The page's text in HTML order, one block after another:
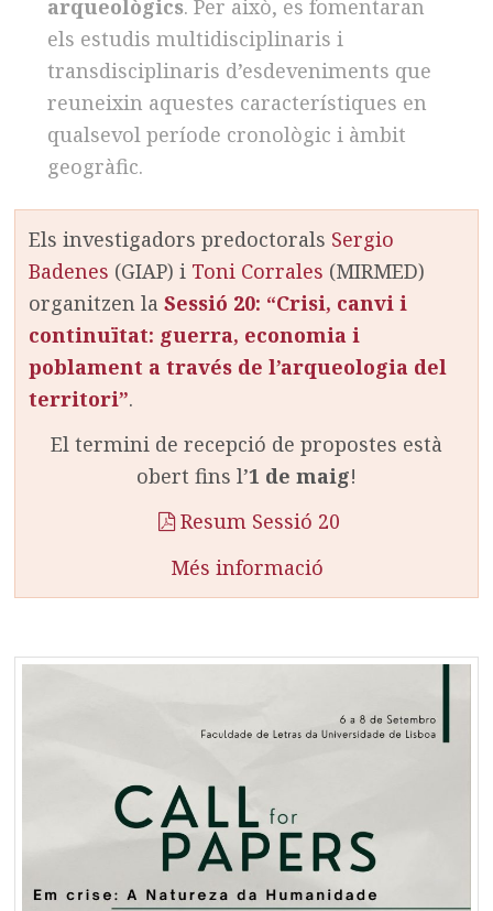
arqueològics. Per això, es fomentaran
els estudis multidisciplinaris i
transdisciplinaris d’esdeveniments que
reuneixin aquestes característiques en
qualsevol període cronològic i àmbit
geogràfic.
Els investigadors predoctorals Sergio
Badenes (GIAP) i Toni Corrales (MIRMED)
organitzen laSessió 20: “Crisi, canvi i
continuïtat: guerra, economia i
poblament a través de l’arqueologia del
territori”.
El termini de recepció de propostes està
obert fins l’1 de maig!
Resum Sessió 20
Més informació